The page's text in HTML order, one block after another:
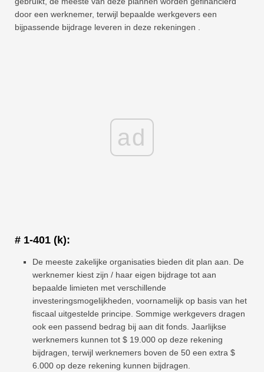
door een werknemer, terwijl bepaalde werkgevers een
bijpassende bijdrage leveren in deze rekeningen .
ad
# 1-401 (k):
De meeste zakelijke organisaties bieden dit plan aan. De
werknemer kiest zijn / haar eigen bijdrage tot aan
bepaalde limieten met verschillende
investeringsmogelijkheden, voornamelijk op basis van het
fiscaal uitgestelde principe. Sommige werkgevers dragen
ook een passend bedrag bij aan dit fonds. Jaarlijkse
werknemers kunnen tot $ 19.000 op deze rekening
bijdragen, terwijl werknemers boven de 50 een extra $
6.000 op deze rekening kunnen bijdragen.